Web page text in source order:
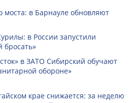
моста: в Барнауле обновляют
в России запустили
бросать»
в ЗАТО Сибирский обучают
обороне»
крае снижается: за неделю